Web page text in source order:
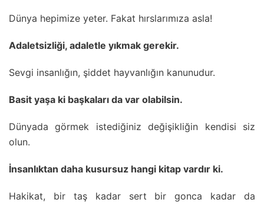
Dünya hepimize yeter. Fakat hırslarımıza asla!
Adaletsizliği, adaletle yıkmak gerekir.
Sevgi insanlığın, şiddet hayvanlığın kanunudur.
Basit yaşa ki başkaları da var olabilsin.
Dünyada görmek istediğiniz değişikliğin kendisi siz
olun.
İnsanlıktan daha kusursuz hangi kitap vardır ki.
Hakikat, bir taş kadar sert bir gonca kadar da